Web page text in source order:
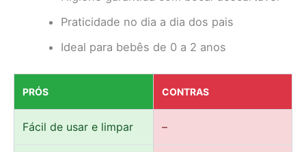
Praticidade no dia a dia dos pais
Ideal para bebês de 0 a 2 anos
PRÓS CONTRAS
Fácil de usar e limpar –